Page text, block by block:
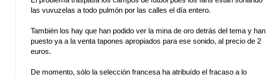
las vuvuzelas a todo pulmón por las calles el día entero.
También los hay que han podido ver la mina de oro detrás del tema y han
puesto ya a la venta tapones apropiados para ese sonido, al precio de 2
euros.
De momento, sólo la selección francesa ha atribuído el fracaso a lo